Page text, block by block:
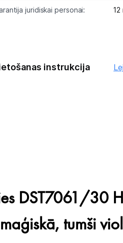
juridiskai personai: 12
instrukcija
DST7061/30
tumši